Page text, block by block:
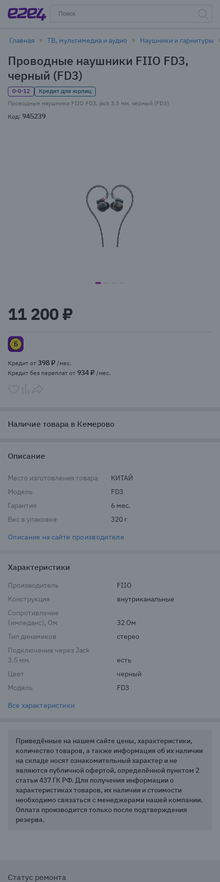
Главная ТВ, мультимедиа и аудио Наушники и гарнитуры
Проводные наушники FIIO FD3,
черный (FD3)
0·0·12
Кредит для юрлиц
Проводные наушники FIIO FD3, jack 3.5 мм, черный (FD3)
Код: 945239
item
of
4
11 200 ₽
Кредит от 398 ₽ /мес.
Кредит без переплат от 934 ₽ /мес.
Наличие товара в Кемерово
Описание
Место изготовления товара
КИТАЙ
Модель
FD3
Гарантия
6 мес.
Вес в упаковке
320 г
Описание на сайте производителя
Характеристики
Производитель
FIIO
Конструкция
внутриканальные
Сопротивление
(импеданс), Ом
32 Ом
Тип динамиков
стерео
Подключение через Jack
3.5 мм.
есть
Цвет
черный
Модель
FD3
Все характеристики
Приведённые на нашем сайте цены, характеристики,
количество товаров, а также информация об их наличии
на складе носят ознакомительный характер и не
являются публичной офертой, определённой пунктом 2
статьи 437 ГК РФ. Для получения информации о
характеристиках товаров, их наличии и стоимости
необходимо связаться с менеджерами нашей компании.
Оплата производится только после подтверждения
резерва.
Статус ремонта